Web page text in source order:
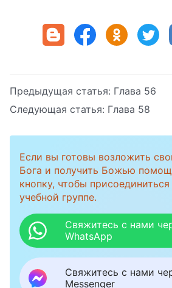
Предыдущая статья: Глава 56
Следующая статья: Глава 58
Если вы готовы возложить
Бога и получить Божью
кнопку, чтобы
учебной группе.
Свяжитесь с нами
WhatsApp
Свяжитесь с нами
Messenger